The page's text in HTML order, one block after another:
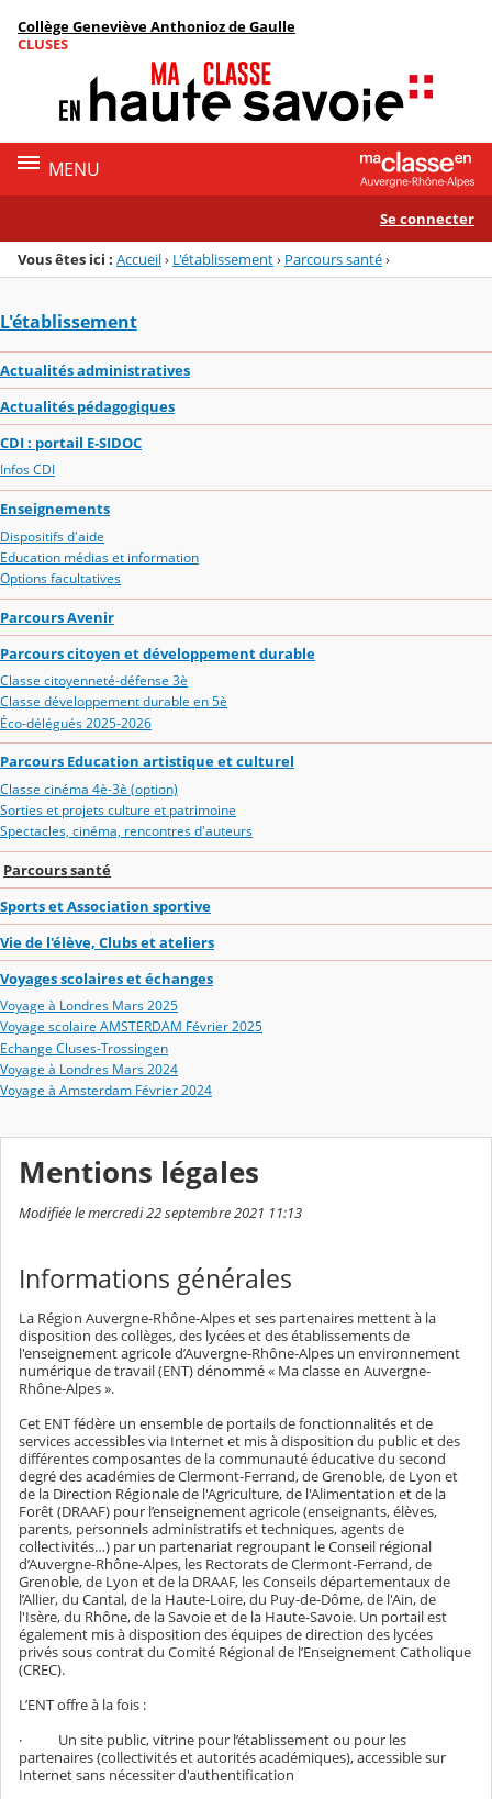
Menu de la rubrique
Contenu
Collège Geneviève Anthonioz de Gaulle
CLUSES
MENU
Se connecter
Vous êtes ici : Accueil› L'établissement› Parcours santé›
L'établissement
Actualités administratives
Actualités pédagogiques
CDI : portail E-SIDOC
Infos CDI
Enseignements
Dispositifs d'aide
Education médias et information
Options facultatives
Parcours Avenir
Parcours citoyen et développement durable
Classe citoyenneté-défense 3è
Classe développement durable en 5è
Éco-délégués 2025-2026
Parcours Education artistique et culturel
Classe cinéma 4è-3è (option)
Sorties et projets culture et patrimoine
Spectacles, cinéma, rencontres d'auteurs
Parcours santé
Sports et Association sportive
Vie de l'élève, Clubs et ateliers
Voyages scolaires et échanges
Voyage à Londres Mars 2025
Voyage scolaire AMSTERDAM Février 2025
Echange Cluses-Trossingen
Voyage à Londres Mars 2024
Voyage à Amsterdam Février 2024
Mentions légales
Modifiée le mercredi 22 septembre 2021 11:13
Informations générales
La Région Auvergne-Rhône-Alpes et ses partenaires mettent à la
disposition des collèges, des lycées et des établissements de
l'enseignement agricole d’Auvergne-Rhône-Alpes un environnement
numérique de travail (ENT) dénommé « Ma classe en Auvergne-
Rhône-Alpes ».
Cet ENT fédère un ensemble de portails de fonctionnalités et de
services accessibles via Internet et mis à disposition du public et des
différentes composantes de la communauté éducative du second
degré des académies de Clermont-Ferrand, de Grenoble, de Lyon et
de la Direction Régionale de l'Agriculture, de l'Alimentation et de la
Forêt (DRAAF) pour l’enseignement agricole (enseignants, élèves,
parents, personnels administratifs et techniques, agents de
collectivités…) par un partenariat regroupant le Conseil régional
d’Auvergne-Rhône-Alpes, les Rectorats de Clermont-Ferrand, de
Grenoble, de Lyon et de la DRAAF, les Conseils départementaux de
l’Allier, du Cantal, de la Haute-Loire, du Puy-de-Dôme, de l'Ain, de
l'Isère, du Rhône, de la Savoie et de la Haute-Savoie. Un portail est
également mis à disposition des équipes de direction des lycées
privés sous contrat du Comité Régional de l’Enseignement Catholique
(CREC).
L’ENT offre à la fois :
· Un site public, vitrine pour l’établissement ou pour les
partenaires (collectivités et autorités académiques), accessible sur
Internet sans nécessiter d'authentification